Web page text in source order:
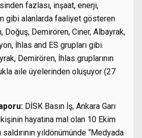
fazlası, inşaat, enerji,
gibi alanlarda faaliyet gösteren
Doğuş, Demirören, Ciner, Albayrak,
İhlas and ES grupları gibi.
Demirören, İhlas gruplarının
aile üyelerinden oluşuyor (27
DİSK Basın İş, Ankara Garı
hayatına mal olan 10 Ekim
yıldönümünde “Medyada